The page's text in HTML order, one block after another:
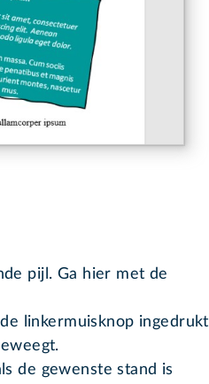
pijl. Ga hier met de
linkermuisknop ingedrukt
de gewenste stand is